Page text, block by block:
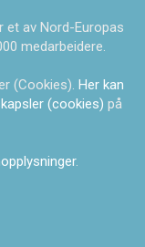
et av Nord-Europas
medarbeidere.
(Cookies). Her kan
(cookies) på
.